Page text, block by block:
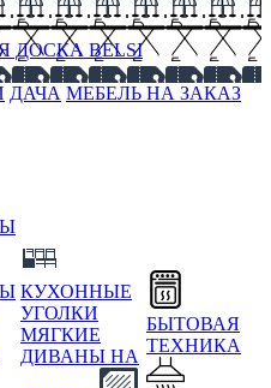
ДОСКА BELSI
ДАЧА МЕБЕЛЬ НА ЗАКАЗ
КУХОННЫЕ
УГОЛКИ
МЯГКИЕ
ДИВАНЫ НА
БЫТОВАЯ
ТЕХНИКА